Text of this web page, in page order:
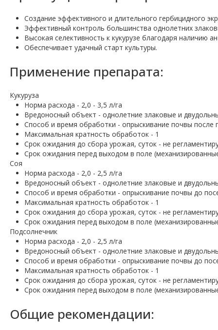
Создание эффективного и длительного гербицидного
Эффективный контроль большинства однолетних
Высокая селективность к кукурузе благодаря наличию
Обеспечивает удачный старт культуры.
Применение препарата:
Кукуруза
Норма расхода - 2,0 - 3,5 л/га
Вредоносный объект - однолетние злаковые и
Способ и время обработки - опрыскивание почвы после
Максимальная кратность обработок - 1
Срок ожидания до сбора урожая, суток - не
Срок ожидания перед выходом в поле
Соя
Норма расхода - 2,0 - 2,5 л/га
Вредоносный объект - однолетние злаковые и
Способ и время обработки - опрыскивание почвы до
Максимальная кратность обработок - 1
Срок ожидания до сбора урожая, суток - не
Срок ожидания перед выходом в поле
Подсолнечник
Норма расхода - 2,0 - 2,5 л/га
Вредоносный объект - однолетние злаковые и
Способ и время обработки - опрыскивание почвы до
Максимальная кратность обработок - 1
Срок ожидания до сбора урожая, суток - не
Срок ожидания перед выходом в поле
Общие рекомендации: